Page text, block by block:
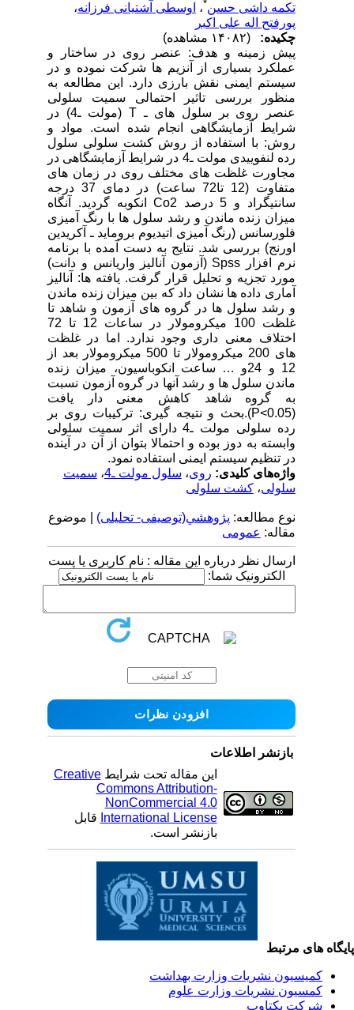
تکمه داشی حسن ،اوسطی آشتیانی فرزانه،
پورفتح اله علی اکبر
چکیده:
پیش زمینه و هدف: عنصر روی در ساختار و
عملکرد بسیاری از آنزیم ها شرکت نموده و در
سیستم ایمنی نقش بارزی دارد. این مطالعه به
منظور بررسی تاثیر احتمالی سمیت سلولی
عنصر روی بر سلول های ـ T (مولت ـ4) در
شرایط آزمایشگاهی انجام شده است. مواد و
روش: با استفاده از روش کشت سلولی سلول
رده لنفوییدی مولت ـ4 در شرایط آزمایشگاهی در
مجاورت غلظت های مختلف روی در زمان های
متفاوت (12 تا72 ساعت) در دمای 37 درجه
سانتیگراد و 5 درصد Co2 انکوبه گردید. آنگاه
میزان زنده ماندن و رشد سلول ها با رنگ آمیزی
فلورسانس (رنگ آمیزی اتیدیوم بروماید ـ آکریدین
اورنج) بررسی شد. نتایج به دست آمده با برنامه
نرم افزار Spss (آزمون آنالیز واریانس و دانت)
مورد تجزیه و تحلیل قرار گرفت. یافته ها: آنالیز
آماری داده ها نشان داد که بین میزان زنده ماندن
و رشد سلول ها در گروه های آزمون و شاهد تا
غلظت 100 میکرومولار در ساعات 12 تا 72
اختلاف معنی داری وجود ندارد. اما در غلظت
های 200 میکرومولار تا 500 میکرومولار بعد از
12 و 24و … ساعت انکوباسیون، میزان زنده
ماندن سلول ها و رشد آنها در گروه آزمون نسبت
به گروه شاهد کاهش معنی دار یافت
(P<0.05).بحث و نتیجه گیری: ترکیبات روی بر
رده سلولی مولت ـ4 دارای اثر سمیت سلولی
وابسته به دوز بوده و احتمالا بتوان از آن در آینده
در تنظیم سیستم ایمنی استفاده نمود.
واژه‌های کلیدی:روی،سلول مولت ـ4 ،سمیت
سلولی،کشت سلولی
نوع مطالعه:پژوهشي(توصیفی- تحلیلی) | موضوع
مقاله:عمومى
ارسال نظر درباره این مقاله : نام کاربری یا پست
الکترونیک شما:
بازنشر اطلاعات
این مقاله تحت شرایطCreative
Commons Attribution-
NonCommercial 4.0
International Licenseقابل
بازنشر است.
های مرتبط
کمیسیون نشریات وزارت بهداشت
کمسیون نشریات وزارت علوم
شرکت یکتاوب